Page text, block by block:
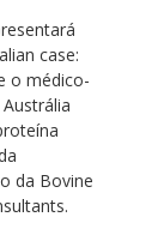
case:
o médico-
da Bovine